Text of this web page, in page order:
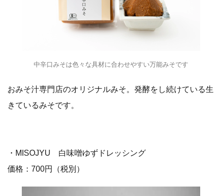
中辛口みそは色々な具材に合わせやすい万能みそです
おみそ汁専門店のオリジナルみそ。発酵をし続けている生
きているみそです。
・MISOJYU 白味噌ゆずドレッシング
価格：700円（税別）